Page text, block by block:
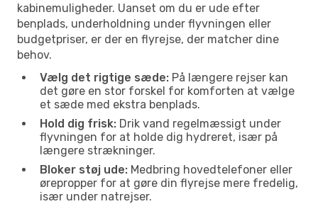
kabinemuligheder. Uanset om du er ude efter
benplads, underholdning under flyvningen eller
budgetpriser, er der en flyrejse, der matcher dine
behov.
Vælg det rigtige sæde: På længere rejser kan
det gøre en stor forskel for komforten at vælge
et sæde med ekstra benplads.
Hold dig frisk: Drik vand regelmæssigt under
flyvningen for at holde dig hydreret, især på
længere strækninger.
Bloker støj ude: Medbring hovedtelefoner eller
ørepropper for at gøre din flyrejse mere fredelig,
især under natrejser.